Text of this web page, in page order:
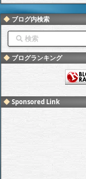
ブログ内検索
ブログランキング
Sponsored Link